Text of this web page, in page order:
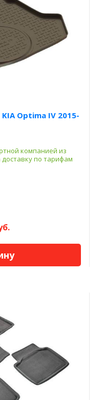
Optima IV 2015-
компанией из
доставку по тарифам